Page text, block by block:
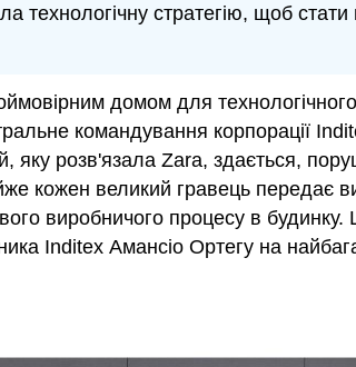
технологічну стратегію, щоб
домом для
командування корпорації
яку розв'язала Zara, здається,
кожен великий гравець передає
виробничого процесу в
Inditex Амансіо Ортегу на